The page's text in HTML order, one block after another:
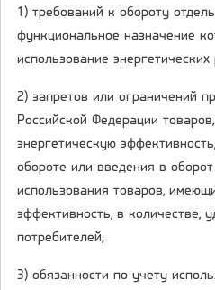
1) требований к обороту
функциональное назначение
использование энергетических
2) запретов или ограничений
Российской Федерации
энергетическую
обороте или введения в
использования товаров,
эффективность, в количестве,
потребителей;
3) обязанности по учету